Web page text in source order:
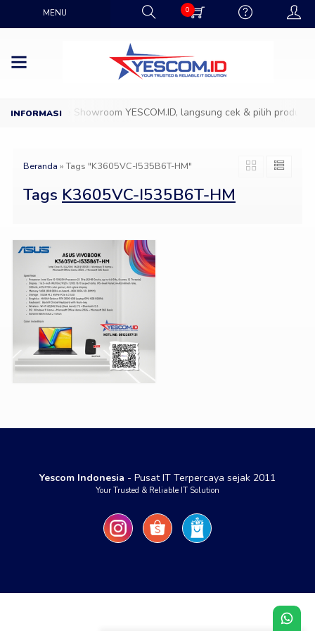
MENU 0
Datang ke Showroom YESCOM.ID, langsung cek & pilih produk
Beranda »Tags "K3605VC-I535B6T-HM"
Tags K3605VC-I535B6T-HM
Yescom Indonesia - Pusat IT Terpercaya sejak 2011
Your Trusted & Reliable IT Solution